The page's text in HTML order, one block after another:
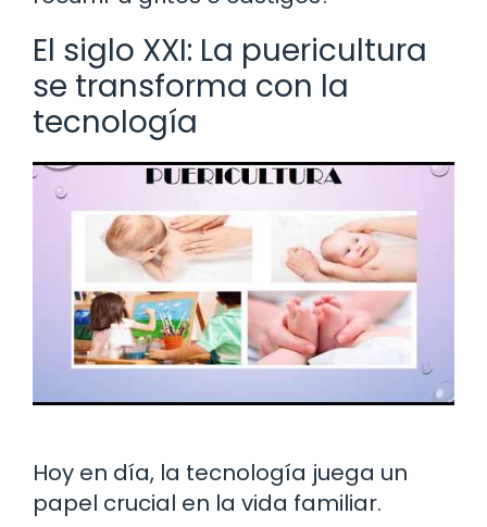
El siglo XXI: La puericultura
se transforma con la
tecnología
Hoy en día, la tecnología juega un
papel crucial en la vida familiar.